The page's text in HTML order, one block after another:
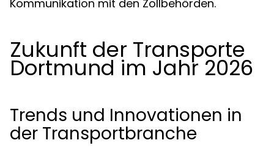
Kommunikation mit den Zollbehörden.
Zukunft der Transporte
Dortmund im Jahr 2026
Trends und Innovationen in
der Transportbranche